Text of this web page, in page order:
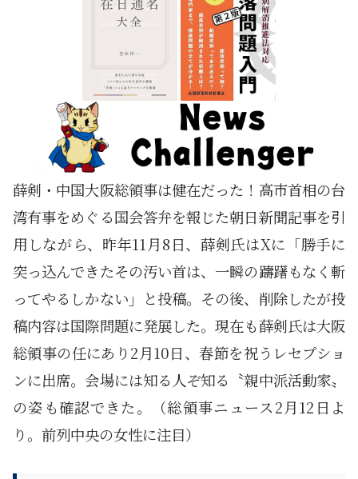
薛剣・中国大阪総領事は健在だった！高市首相の台
湾有事をめぐる国会答弁を報じた朝日新聞記事を引
用しながら、昨年11月8日、薛剣氏はXに「勝手に
突っ込んできたその汚い首は、一瞬の躊躇もなく斬
ってやるしかない」と投稿。その後、削除したが投
稿内容は国際問題に発展した。現在も薛剣氏は大阪
総領事の任にあり2月10日、春節を祝うレセプショ
ンに出席。会場には知る人ぞ知る〝親中派活動家〟
の姿も確認できた。（総領事ニュース2月12日よ
り。前列中央の女性に注目）